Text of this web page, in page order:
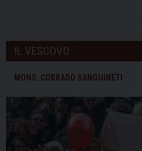
IL VESCOVO
MONS. CORRADO SANGUINETI